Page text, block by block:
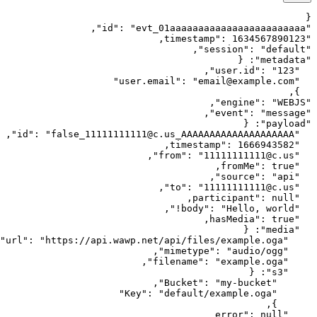
الدردشات الجماعية (@g.us)
: محادثات جماعية، وهنا يصبح
حقل [
author] حاسماً لتحديد الفرد الذي أرسل الرسالة داخل
المجموعة.
القنوات (@newsletter)
: رسائل من القنوات العامة أو
النشرات الإخبارية.
🚀 حالات الاستخدام الاستراتيجي
Analysis). إذا تم رصد "إحباط شديد" من العميل، يمكن للنظام
تخطي البوت وتنبيه وكيل بشري رفيع المستوى فوراً.
عندما تكون قيمة
بصري". يوفر ويب هوك Wawp رابطاً مؤقتاً للوسائط. يمكن لنظامك
تحميلها وتنسيقها فوراً وتضمينها في تذكرة الدعم الفني، مما يوفر
سياقاً بصرياً فورياً للوكيل البشري.
{
"
id " : "evt_01aaaaaaaaaaaaaaaaaaaaaaaa
"
,
"
timestamp " : 1634567890123
,
"
session " : "default
"
,
"
metadata
"
:
{
"
user.id " : " 123
"
,
"
user.email " : "email@example.com
"
}
,
"
engine " : "WEBJS
"
,
"
event " : "message
"
,
"
payload
"
:
{
"
id " : " false_11111111111@c.us_AAAAAAAAAAAAAAAAAAAA
"
,
"
timestamp " : 1666943582
,
"
from" : " 11111111111@c.us
"
,
"
fromMe " : true
,
"
source " : " api
"
,
"
to " : " 11111111111@c.us
"
,
"
participant " : null
,
"
body" : "Hello, world!
"
,
"
hasMedia " : true
,
"
media
"
:
{
"
url " : " https://api.wawp.net/api/files/example.oga
"
"
mimetype " : " audio/ogg
"
,
"
filename " : "example.oga
"
,
"
s3
"
:
{
"
Bucket " : "my-bucket
"
,
"
Key" : "default/example.oga
"
}
,
"
error" : null